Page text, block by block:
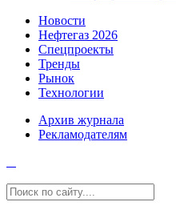
Новости
Нефтегаз 2026
Спецпроекты
Тренды
Рынок
Технологии
Архив журнала
Рекламодателям